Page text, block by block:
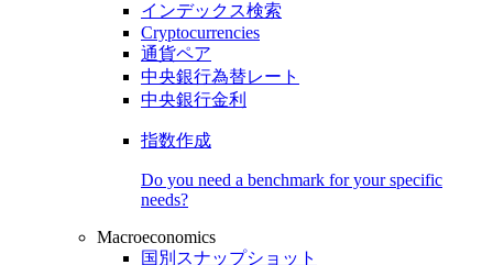
インデックス検索
Cryptocurrencies
通貨ペア
中央銀行為替レート
中央銀行金利
指数作成
Do you need a benchmark for your specific
needs?
Macroeconomics
国別スナップショット